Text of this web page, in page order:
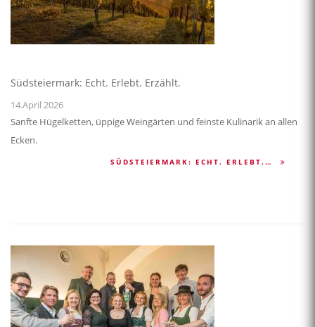
Südsteiermark: Echt. Erlebt. Erzählt.
14.April 2026
Sanfte Hügelketten, üppige Weingärten und feinste Kulinarik an allen
Ecken.
SÜDSTEIERMARK: ECHT. ERLEBT.…